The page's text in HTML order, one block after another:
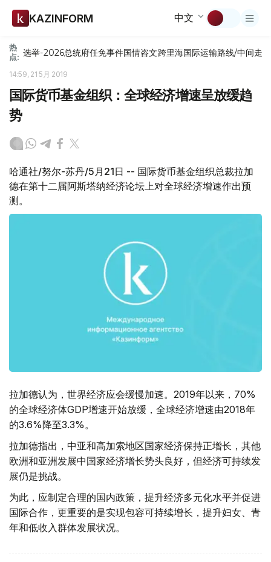
KAZINFORM 中文
热
点: 选举-2026总统府任免事件国情咨文跨里海国际运输路线/中间走廊
14:59, 21 5月 2019
国际货币基金组织：全球经济增速呈放缓趋
势
哈通社/努尔-苏丹/5月21日 -- 国际货币基金组织总裁拉加
德在第十二届阿斯塔纳经济论坛上对全球经济增速作出预
测。
拉加德认为，世界经济应会缓慢加速。2019年以来，70%
的全球经济体GDP增速开始放缓，全球经济增速由2018年
的3.6%降至3.3%。
拉加德指出，中亚和高加索地区国家经济保持正增长，其他
欧洲和亚洲发展中国家经济增长势头良好，但经济可持续发
展仍是挑战。
为此，应制定合理的国内政策，提升经济多元化水平并促进
国际合作，更重要的是实现包容可持续增长，提升妇女、青
年和低收入群体发展状况。